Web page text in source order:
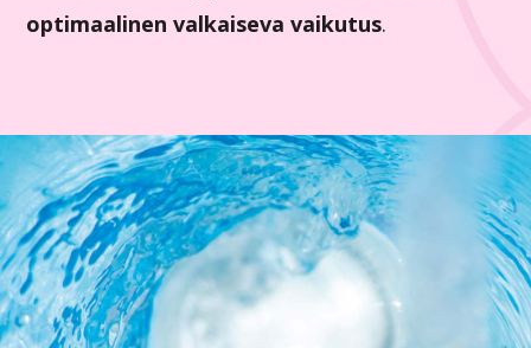
optimaalinen valkaiseva vaikutus.